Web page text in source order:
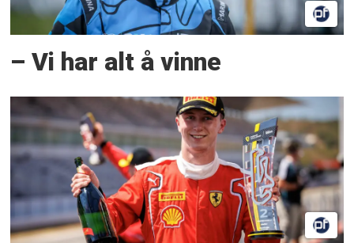
– Vi har alt å vinne